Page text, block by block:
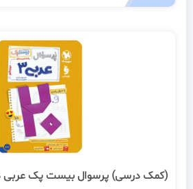
(کمک درسی) پرسوال بیست پک عربی